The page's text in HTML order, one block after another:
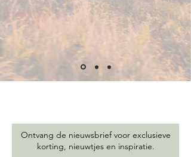
Ontvang de nieuwsbrief voor exclusieve
korting, nieuwtjes en inspiratie.